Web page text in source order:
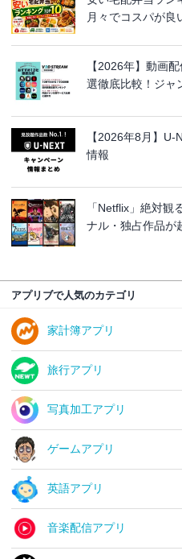
月々でコスパが良
【2026年】動画
選徹底比較！ジャ
【2026年8月】U-
情報
「Netflix」絶対観
ナル・独占作品が
アプリブで人気のカテゴリ
家計簿アプリ
旅行アプリ
写真加工アプリ
ゲームアプリ
英語アプリ
音楽配信アプリ